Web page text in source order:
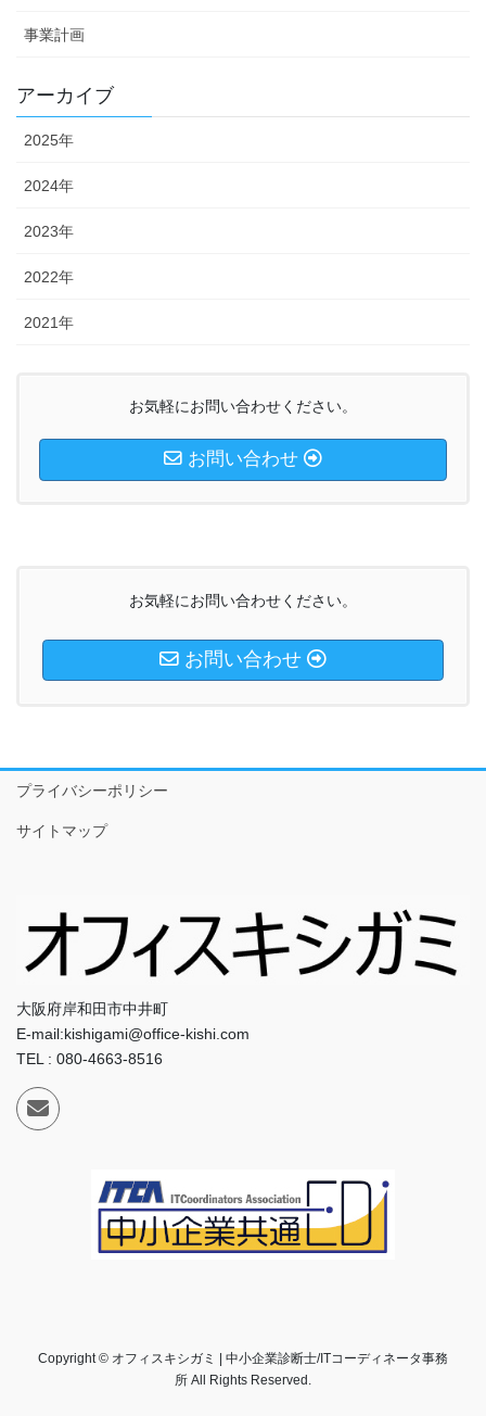
事業計画
アーカイブ
2025年
2024年
2023年
2022年
2021年
お気軽にお問い合わせください。
お問い合わせ
お気軽にお問い合わせください。
お問い合わせ
プライバシーポリシー
サイトマップ
大阪府岸和田市中井町
E-mail:kishigami@office-kishi.com
TEL : 080-4663-8516
Copyright © オフィスキシガミ | 中小企業診断士/ITコーディネータ事務
所 All Rights Reserved.